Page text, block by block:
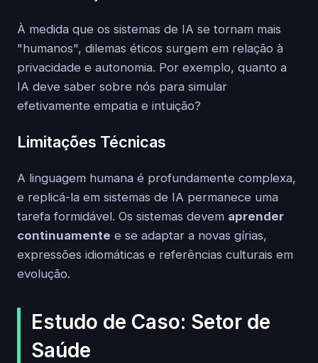
À medida que os sistemas de IA se tornam mais
"humanos", dilemas éticos surgem em relação à
privacidade e autonomia. Por exemplo, quanto a
IA deve saber sobre nós para simular
efetivamente empatia e intuição?
Limitações Técnicas
A linguagem humana é profundamente complexa,
e replicá-la em sistemas de IA permanece uma
tarefa formidável. Os sistemas devem aprender
continuamente e se adaptar a novas gírias,
expressões idiomáticas e referências culturais em
evolução.
Estudo de Caso: Setor de
Saúde